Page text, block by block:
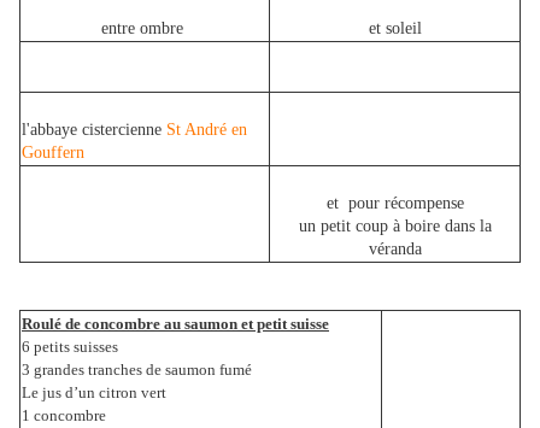
entre ombre et soleil
l'abbaye cistercienne St André en
Gouffern
et pour récompense
un petit coup à boire dans la
véranda
Roulé de concombre au saumon et petit suisse
6 petits suisses
3 grandes tranches de saumon fumé
Le jus d’un citron vert
1 concombre